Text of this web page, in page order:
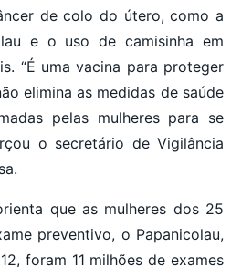
de colo do útero, como a
e o uso de camisinha em
“É uma vacina para proteger
elimina as medidas de saúde
pelas mulheres para se
o secretário de Vigilância
que as mulheres dos 25
preventivo, o Papanicolau,
foram 11 milhões de exames